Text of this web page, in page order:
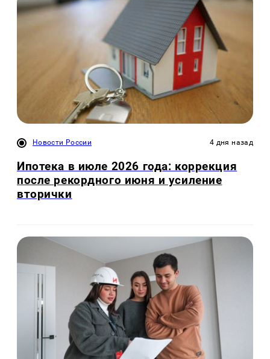
Новости России 4 дня назад
Ипотека в июле 2026 года: коррекция
после рекордного июня и усиление
вторички